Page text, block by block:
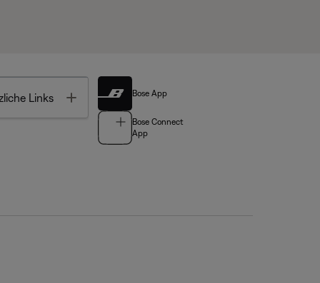
Links Toggle Bose App
Bose Connect
App